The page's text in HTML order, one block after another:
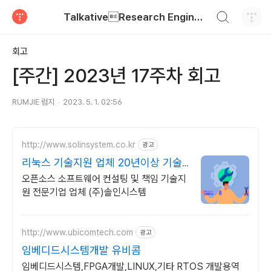
TalkativeResearch Engineer
회고
[주간] 2023년 17주차 회고
RUMJIE 럼지 2023. 5. 1. 02:56
http://www.solinsystem.co.kr 광고
리눅스 기술지원 업체 20년이상 기술
지원 노하우
오픈소스 소프트웨어 컨설팅 및 책임 기술지
원 전문기업 업체 (주)솔인시스템
http://www.ubicomtech.com 광고
임베디드시스템개발 유비콤
임베디드시스템,FPGA개발,LINUX,기타 RTOS 개발용역